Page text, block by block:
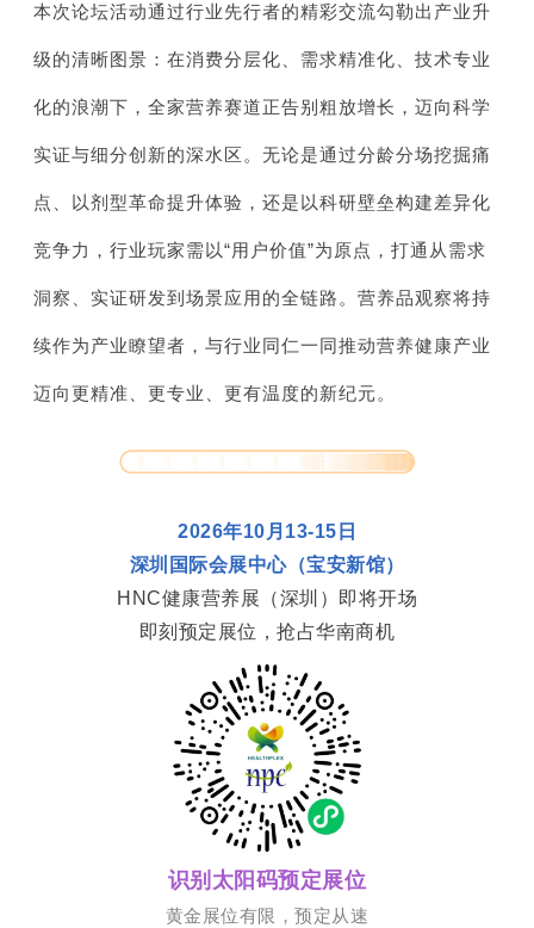
本次论坛活动通过行业先行者的精彩交流勾勒出产业升
级的清晰图景：在消费分层化、需求精准化、技术专业
化的浪潮下，全家营养赛道正告别粗放增长，迈向科学
实证与细分创新的深水区。无论是通过分龄分场挖掘痛
点、以剂型革命提升体验，还是以科研壁垒构建差异化
竞争力，行业玩家需以“用户价值”为原点，打通从需求
洞察、实证研发到场景应用的全链路。营养品观察将持
续作为产业瞭望者，与行业同仁一同推动营养健康产业
迈向更精准、更专业、更有温度的新纪元。
2026年10月13-15日
深圳国际会展中心（宝安新馆）
HNC健康营养展（深圳）即将开场
即刻预定展位，抢占华南商机
识别太阳码预定展位
黄金展位有限，预定从速